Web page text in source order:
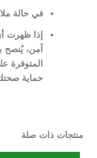
في حالة
إذا ظهرت
آمن، يُنصح
المتوفرة
حماية
منتجات ذات صلة